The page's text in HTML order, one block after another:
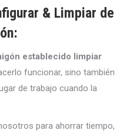
& Limpiar de
establecido limpiar
funcionar, sino también
de trabajo cuando la
para ahorrar tiempo,